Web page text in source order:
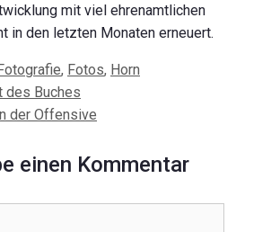
mit viel ehrenamtlichen
in den letzten Monaten erneuert.
, Fotos, Horn
des Buches
der Offensive
einen Kommentar